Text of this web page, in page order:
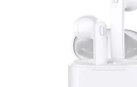
Оплачивайте сегодня только
% картой любого банка
Получайте товар
выбранный способом